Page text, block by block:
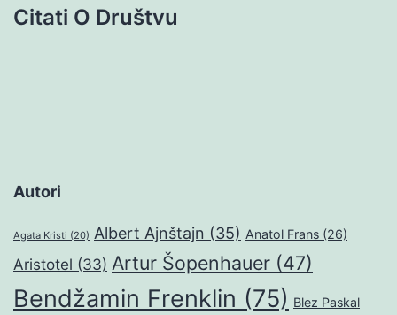
Citati O Društvu
Autori
Agata Kristi (20) Albert Ajnštajn (35) Anatol Frans (26)
Aristotel (33) Artur Šopenhauer (47)
Bendžamin Frenklin (75) Blez Paskal